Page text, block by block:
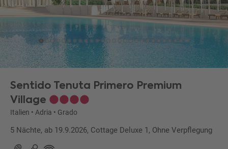
Sentido Tenuta Primero Premium
Village
Italien • Adria • Grado
5 Nächte, ab 19.9.2026, Cottage Deluxe 1, Ohne Verpflegung